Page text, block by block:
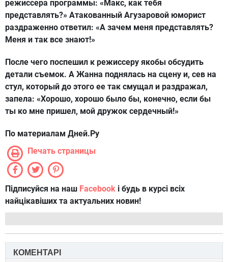
режиссера программы: «Макс, как тебя
представлять?» Атакованный Агузаровой юморист
раздраженно ответил: «А зачем меня представлять?
Меня и так все знают!»
После чего поспешил к режиссеру якобы обсудить
детали съемок. А Жанна поднялась на сцену и, сев на
стул, который до этого ее так смущал и раздражал,
запела: «Хорошо, хорошо было бы, конечно, если бы
ты ко мне пришел, мой дружок сердечный!»
По материалам Дней.Ру
Печать страницы
Підписуйся на наш Facebook і будь в курсі всіх
найцікавіших та актуальних новин!
КОМЕНТАРІ